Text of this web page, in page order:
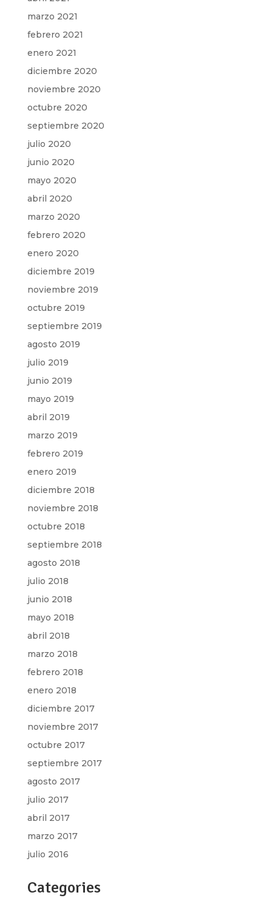
marzo 2021
febrero 2021
enero 2021
diciembre 2020
noviembre 2020
octubre 2020
septiembre 2020
julio 2020
junio 2020
mayo 2020
abril 2020
marzo 2020
febrero 2020
enero 2020
diciembre 2019
noviembre 2019
octubre 2019
septiembre 2019
agosto 2019
julio 2019
junio 2019
mayo 2019
abril 2019
marzo 2019
febrero 2019
enero 2019
diciembre 2018
noviembre 2018
octubre 2018
septiembre 2018
agosto 2018
julio 2018
junio 2018
mayo 2018
abril 2018
marzo 2018
febrero 2018
enero 2018
diciembre 2017
noviembre 2017
octubre 2017
septiembre 2017
agosto 2017
julio 2017
abril 2017
marzo 2017
julio 2016
Categories